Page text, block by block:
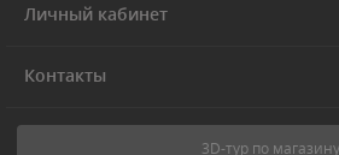
Личный кабинет
Контакты
3D-тур по магазину